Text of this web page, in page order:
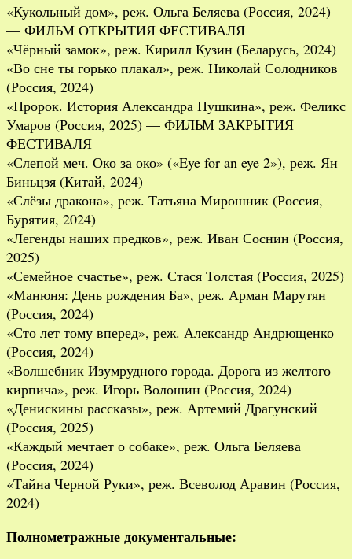
«Кукольный дом», реж. Ольга Беляева (Россия, 2024)
— ФИЛЬМ ОТКРЫТИЯ ФЕСТИВАЛЯ
«Чёрный замок», реж. Кирилл Кузин (Беларусь, 2024)
«Во сне ты горько плакал», реж. Николай Солодников
(Россия, 2024)
«Пророк. История Александра Пушкина», реж. Феликс
Умаров (Россия, 2025) — ФИЛЬМ ЗАКРЫТИЯ
ФЕСТИВАЛЯ
«Слепой меч. Око за око» («Eye for an eye 2»), реж. Ян
Биньцзя (Китай, 2024)
«Слёзы дракона», реж. Татьяна Мирошник (Россия,
Бурятия, 2024)
«Легенды наших предков», реж. Иван Соснин (Россия,
2025)
«Семейное счастье», реж. Стася Толстая (Россия, 2025)
«Манюня: День рождения Ба», реж. Арман Марутян
(Россия, 2024)
«Сто лет тому вперед», реж. Александр Андрющенко
(Россия, 2024)
«Волшебник Изумрудного города. Дорога из желтого
кирпича», реж. Игорь Волошин (Россия, 2024)
«Денискины рассказы», реж. Артемий Драгунский
(Россия, 2025)
«Каждый мечтает о собаке», реж. Ольга Беляева
(Россия, 2024)
«Тайна Черной Руки», реж. Всеволод Аравин (Россия,
2024)
Полнометражные документальные: